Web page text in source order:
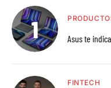
Asus te
FINTECH